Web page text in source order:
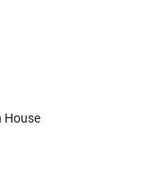
House